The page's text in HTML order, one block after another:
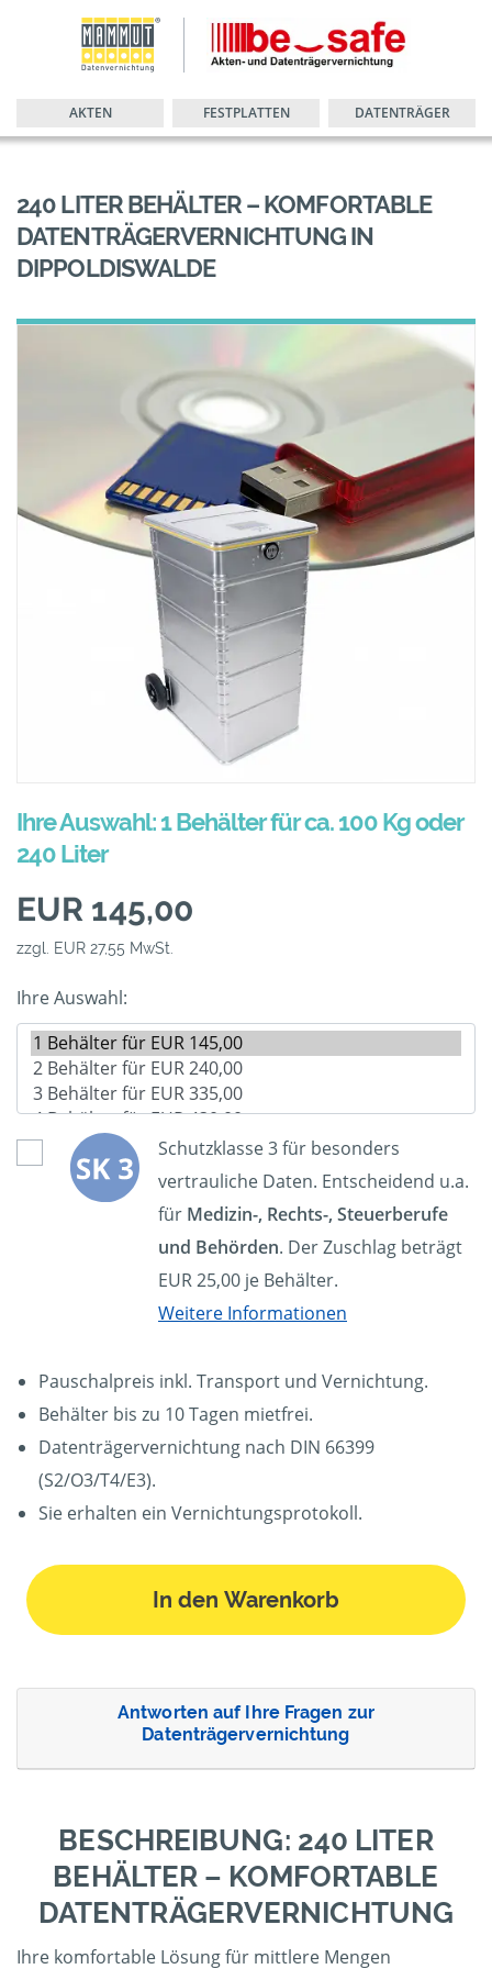
AKTEN FESTPLATTEN DATENTRÄGER
240 LITER BEHÄLTER – KOMFORTABLE
DATENTRÄGERVERNICHTUNG IN
DIPPOLDISWALDE
Ihre Auswahl: 1 Behälter für ca. 100 Kg oder
240 Liter
EUR 145,00
zzgl. EUR 27,55 MwSt.
Ihre Auswahl:
Schutzklasse 3 für besonders
vertrauliche Daten. Entscheidend u.a.
für Medizin-, Rechts-, Steuerberufe
und Behörden. Der Zuschlag beträgt
EUR 25,00 je Behälter.
Weitere Informationen
Pauschalpreis inkl. Transport und Vernichtung.
Behälter bis zu 10 Tagen mietfrei.
Datenträgervernichtung nach DIN 66399
(S2/O3/T4/E3).
Sie erhalten ein Vernichtungsprotokoll.
In den Warenkorb
Antworten auf Ihre Fragen zur
Datenträgervernichtung
BESCHREIBUNG: 240 LITER
BEHÄLTER – KOMFORTABLE
DATENTRÄGERVERNICHTUNG
Ihre komfortable Lösung für mittlere Mengen